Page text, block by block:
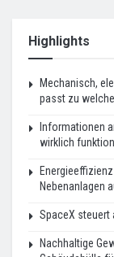
Highlights
Mechanisch,
passt zu
Informationen
wirklich
Nebenanlagen
SpaceX steuert
Nachhaltige